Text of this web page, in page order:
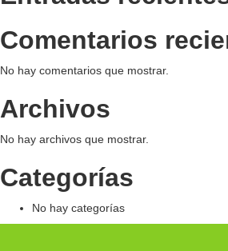
Comentarios
No hay comentarios que mostrar.
Archivos
No hay archivos que mostrar.
Categorías
No hay categorías